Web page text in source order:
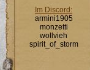
Im Discord:
armini1905
monzetti
wollvieh
spirit_of_storm